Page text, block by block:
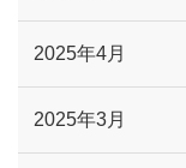
2025年4月
2025年3月